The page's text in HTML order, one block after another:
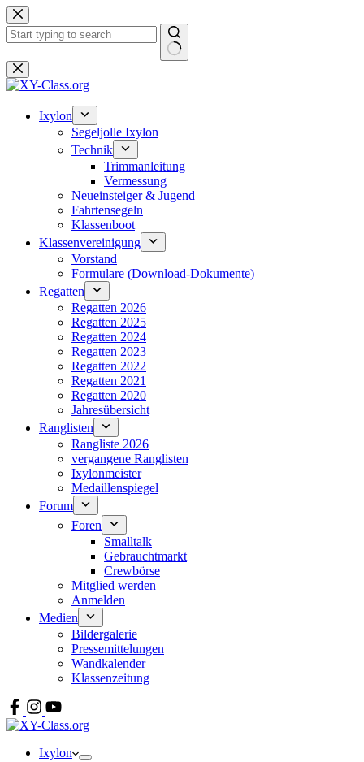
Zum
Inhalt
springen
Keine
Ergebnisse
Ixylon
Segeljolle Ixylon
Technik
Trimmanleitung
Vermessung
Neueinsteiger & Jugend
Fahrtensegeln
Klassenboot
Klassenvereinigung
Vorstand
Formulare (Download-Dokumente)
Regatten
Regatten 2026
Regatten 2025
Regatten 2024
Regatten 2023
Regatten 2022
Regatten 2021
Regatten 2020
Jahresübersicht
Ranglisten
Rangliste 2026
vergangene Ranglisten
Ixylonmeister
Medaillenspiegel
Forum
Foren
Smalltalk
Gebrauchtmarkt
Crewbörse
Mitglied werden
Anmelden
Medien
Bildergalerie
Pressemittelungen
Wandkalender
Klassenzeitung
Ixylon